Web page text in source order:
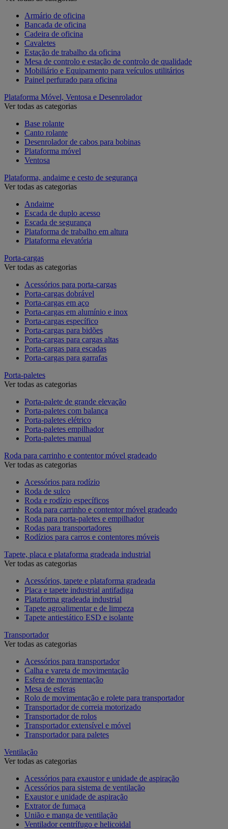
Armário de oficina
Bancada de oficina
Cadeira de oficina
Cavaletes
Estação de trabalho da oficina
Mesa de controlo e estação de controlo de qualidade
Mobiliário e Equipamento para veículos utilitários
Painel perfurado para oficina
Plataforma Móvel, Ventosa e Desenrolador
Ver todas as categorias
Base rolante
Canto rolante
Desenrolador de cabos para bobinas
Plataforma móvel
Ventosa
Plataforma, andaime e cesto de segurança
Ver todas as categorias
Andaime
Escada de duplo acesso
Escada de segurança
Plataforma de trabalho em altura
Plataforma elevatória
Porta-cargas
Ver todas as categorias
Acessórios para porta-cargas
Porta-cargas dobrável
Porta-cargas em aço
Porta-cargas em alumínio e inox
Porta-cargas específico
Porta-cargas para bidões
Porta-cargas para cargas altas
Porta-cargas para escadas
Porta-cargas para garrafas
Porta-paletes
Ver todas as categorias
Porta-palete de grande elevação
Porta-paletes com balança
Porta-paletes elétrico
Porta-paletes empilhador
Porta-paletes manual
Roda para carrinho e contentor móvel gradeado
Ver todas as categorias
Acessórios para rodízio
Roda de sulco
Roda e rodízio específicos
Roda para carrinho e contentor móvel gradeado
Roda para porta-paletes e empilhador
Rodas para transportadores
Rodízios para carros e contentores móveis
Tapete, placa e plataforma gradeada industrial
Ver todas as categorias
Acessórios, tapete e plataforma gradeada
Placa e tapete industrial antifadiga
Plataforma gradeada industrial
Tapete agroalimentar e de limpeza
Tapete antiestático ESD e isolante
Transportador
Ver todas as categorias
Acessórios para transportador
Calha e vareta de movimentação
Esfera de movimentação
Mesa de esferas
Rolo de movimentação e rolete para transportador
Transportador de correia motorizado
Transportador de rolos
Transportador extensível e móvel
Transportador para paletes
Ventilação
Ver todas as categorias
Acessórios para exaustor e unidade de aspiração
Acessórios para sistema de ventilação
Exaustor e unidade de aspiração
Extrator de fumaça
União e manga de ventilação
Ventilador centrífugo e helicoidal